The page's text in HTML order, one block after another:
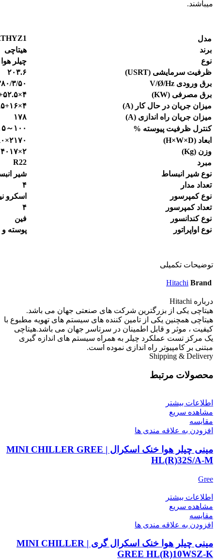
میباشند.
مدل
برند
هیتاچی
نوع
چیلر
ظرفیت سرمایشی (
USRT
)
۲۰۳.۶
برق ورودی
V/Ø/Hz
۳۸۰/۳/
برق مصرفی (KW
)
۴×۵۲.۵+ ۱۶×۱.۱
میزان جریان در حال کار (A
)
۴×۹۵+۱۶×۲.۷
میزان جریان راه اندازی (A
)
۱۷۸
کنترل ظرفیت پیوسته %
۱۰۰ ～
ابعاد (H×W×D
)
۲۱۷۰×۹۰۸۰×۱۹۴۰
وزن ( Kg
)
۲×۴۰۱۷
مبرد
R22
نوع شیر انبساط
شیر
تعداد مدار
۴
نوع کمپرسور
اسکرو
تعداد کمپرسور
۴
نوع کندانسور
فین
نوع اواپراتور
پوسته و
توضیحات تکمیلی
Brand
Hitachi
درباره Hitachi
هیتاچی یکی از بزرگترین شرکت های صنعتی جهان می باشد.
هیتاچی همچنین یکی از تامین کننده های سیستم های تهویه مطبوع با
کیفیت ، موثر و قابل اطمینان در سرتاسر جهان می باشد.هیتاچی
یک مرکز تست عملکرد چیلر به همراه سیستم های اندازه گیری
مبتنی بر کامپیوتر راه اندازی نموده است.
Shipping & Delivery
محصولات مرتبط
اطلاعات بیشتر
مشاهده سریع
مقایسه
افزودن به علاقه مندی ها
مینی چیلر هوا خنک اسکرال | MINI CHILLER GREE
HL(R)32S/A-M
Gree
اطلاعات بیشتر
مشاهده سریع
مقایسه
افزودن به علاقه مندی ها
مینی چیلر هوا خنک اسکرال گری | MINI CHILLER
GREE HL(R)10WSZ-K